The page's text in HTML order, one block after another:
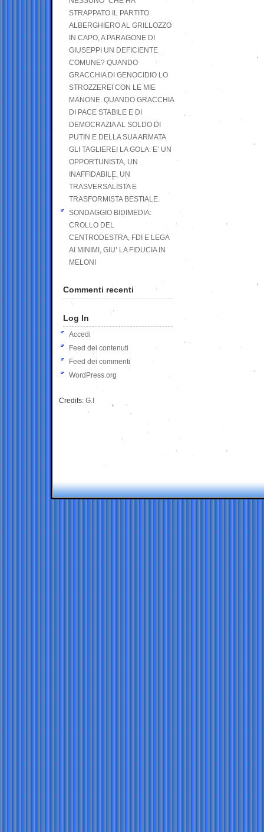
STRAPPATO IL PARTITO
ALBERGHIERO AL GRILLOZZO
IN CAPO, A PARAGONE DI
GIUSEPPI UN DEFICIENTE
COMUNE? QUANDO
GRACCHIA DI GENOCIDIO LO
STROZZEREI CON LE MIE
MANONE. QUANDO GRACCHIA
DI PACE STABILE E DI
DEMOCRAZIA AL SOLDO DI
PUTIN E DELLA SUA ARMATA
GLI TAGLIEREI LA GOLA: E’ UN
OPPORTUNISTA, UN
INAFFIDABILE, UN
TRASVERSALISTA E
TRASFORMISTA BESTIALE.
SONDAGGIO BIDIMEDIA:
CROLLO DEL
CENTRODESTRA, FDI E LEGA
AI MINIMI, GIU’ LA FIDUCIA IN
MELONI
Commenti recenti
Log In
Accedi
Feed dei contenuti
Feed dei commenti
WordPress.org
Credits: G.I